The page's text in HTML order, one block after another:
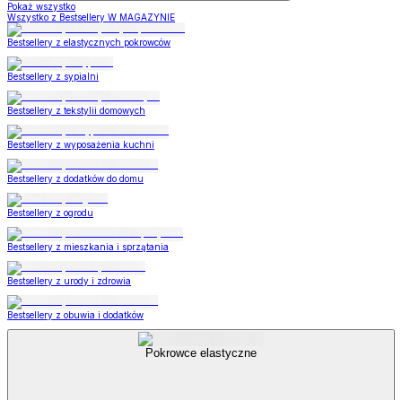
Pokaż wszystko
Wszystko z Bestsellery W MAGAZYNIE
Bestsellery z elastycznych pokrowców
Bestsellery z sypialni
Bestsellery z tekstylii domowych
Bestsellery z wyposażenia kuchni
Bestsellery z dodatków do domu
Bestsellery z ogrodu
Bestsellery z mieszkania i sprzątania
Bestsellery z urody i zdrowia
Bestsellery z obuwia i dodatków
Pokrowce elastyczne